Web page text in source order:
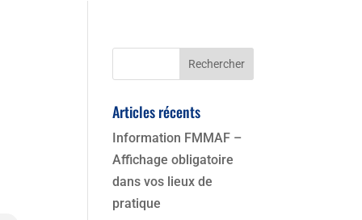
Articles récents
Information FMMAF –
Affichage obligatoire
dans vos lieux de
pratique